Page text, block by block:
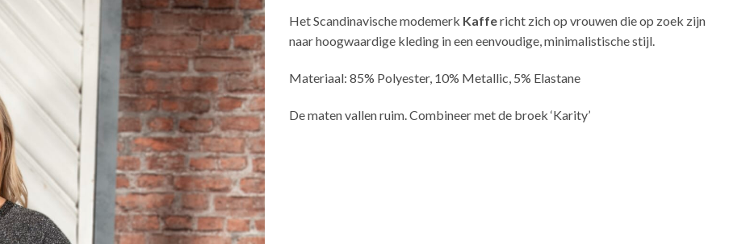
Het Scandinavische modemerk Kaffericht zich op vrouwen die op zoek zijn
naar hoogwaardige kleding in een eenvoudige, minimalistische stijl.
Materiaal: 85% Polyester, 10% Metallic, 5% Elastane
De maten vallen ruim. Combineer met de broek ‘Karity’